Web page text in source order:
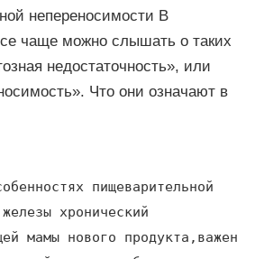
непереносимости В
чаще можно слышать о таких
недостаточность», или
Что они означают в
пищеварительной
хронический
мамы нового продукта,важен